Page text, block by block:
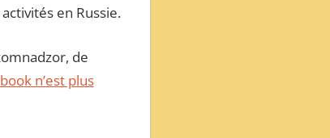
en Russie.
de
n’est plus